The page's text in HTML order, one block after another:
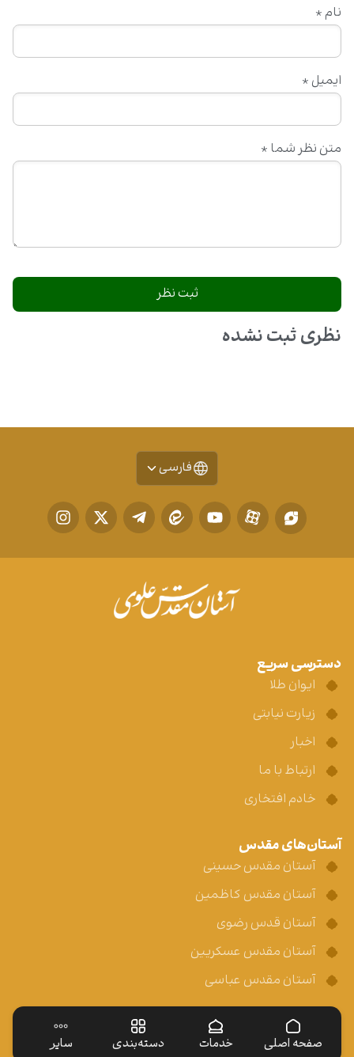
صفحه اصلی خدمات دسته‌بندی سایر
متن نظر شما *
نام *
ایمیل *
نظری ثبت نشده
فارسی
دسترسی سریع
ایوان طلا
زیارت نیابتی
اخبار
ارتباط با ما
خادم افتخاری
آستان‌های مقدس
آستان مقدس حسینی
آستان مقدس کاظمین
آستان قدس رضوی
آستان مقدس عسکریین
آستان مقدس عباسی